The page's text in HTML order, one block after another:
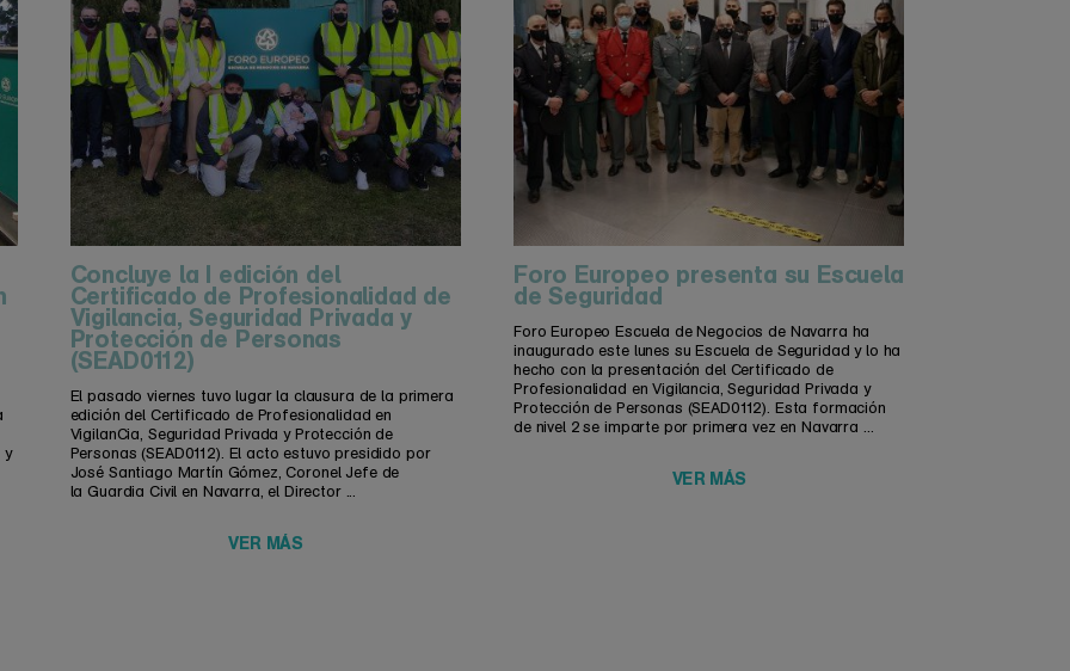
y
Concluye la I edición del
Certificado de Profesionalidad de
Vigilancia, Seguridad Privada y
Protección de Personas
(SEAD0112)
El pasado viernes tuvo lugar la clausura de la primera
edición del Certificado de Profesionalidad en
VigilanCia, Seguridad Privada y Protección de
Personas (SEAD0112). El acto estuvo presidido por
José Santiago Martín Gómez, Coronel Jefe de
la Guardia Civil en Navarra, el Director ...
VER MÁS
Foro Europeo presenta su Escuela
de Seguridad
Foro Europeo Escuela de Negocios de Navarra ha
inaugurado este lunes su Escuela de Seguridad y lo ha
hecho con la presentación del Certificado de
Profesionalidad en Vigilancia, Seguridad Privada y
Protección de Personas (SEAD0112). Esta formación
de nivel 2 se imparte por primera vez en Navarra ...
VER MÁS